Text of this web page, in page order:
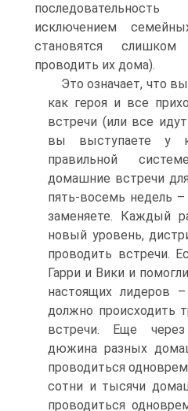
исключением
становятся
проводить их дома).
Это означает, что
как героя и все
встречи (или все
вы выступаете у
правильной
домашние встречи
пять-восемь недель
заменяете. Каждый
новый уровень,
проводить встречи.
Гарри и Вики и
настоящих лидеров
должно происходить
встречи. Еще
дюжина разных
проводиться
сотни и тысячи
проводиться